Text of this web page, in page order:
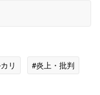
リ
#炎上・批判